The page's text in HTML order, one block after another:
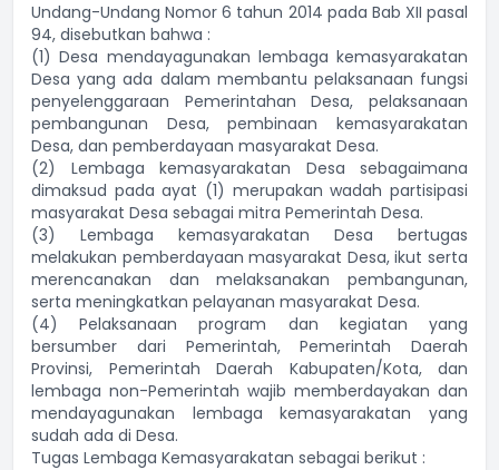
Undang-Undang Nomor 6 tahun 2014 pada Bab XII pasal
94, disebutkan bahwa :
(1) Desa mendayagunakan lembaga kemasyarakatan
Desa yang ada dalam membantu pelaksanaan fungsi
penyelenggaraan Pemerintahan Desa, pelaksanaan
pembangunan Desa, pembinaan kemasyarakatan
Desa, dan pemberdayaan masyarakat Desa.
(2) Lembaga kemasyarakatan Desa sebagaimana
dimaksud pada ayat (1) merupakan wadah partisipasi
masyarakat Desa sebagai mitra Pemerintah Desa.
(3) Lembaga kemasyarakatan Desa bertugas
melakukan pemberdayaan masyarakat Desa, ikut serta
merencanakan dan melaksanakan pembangunan,
serta meningkatkan pelayanan masyarakat Desa.
(4) Pelaksanaan program dan kegiatan yang
bersumber dari Pemerintah, Pemerintah Daerah
Provinsi, Pemerintah Daerah Kabupaten/Kota, dan
lembaga non-Pemerintah wajib memberdayakan dan
mendayagunakan lembaga kemasyarakatan yang
sudah ada di Desa.
Tugas Lembaga Kemasyarakatan sebagai berikut :